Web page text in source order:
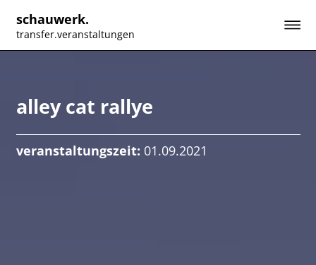
schauwerk.
transfer.veranstaltungen
alley cat rallye
veranstaltungszeit: 01.09.2021